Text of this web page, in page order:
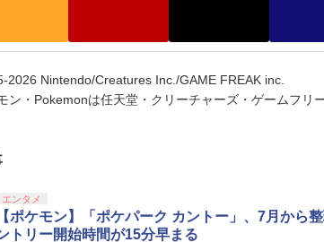
2026 Nintendo/Creatures Inc./GAME FREAK inc.
ン・Pokemonは任天堂・クリーチャーズ・ゲームフリ
エンタメ
【ポケモン】「ポケパーク カントー」、7月から
トリー開始時間が15分早まる